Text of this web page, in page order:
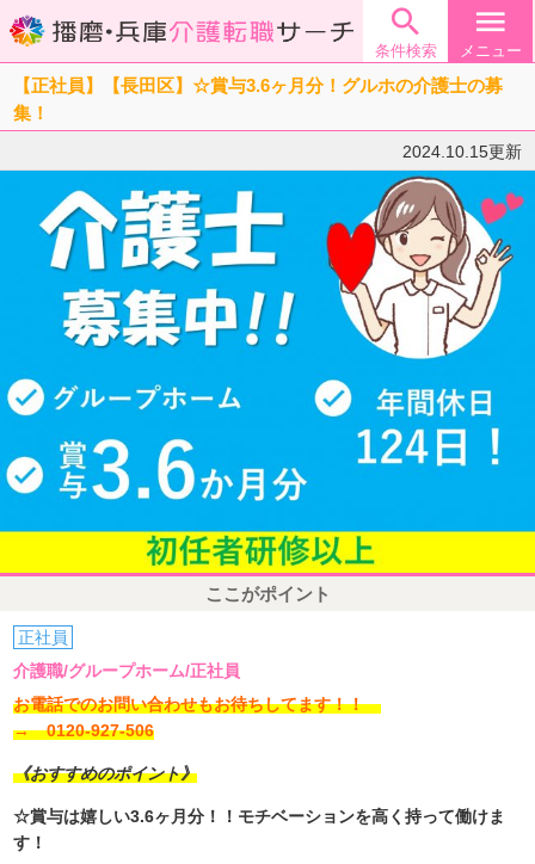

条件検索
menu
メニュー
【正社員】【長田区】☆賞与3.6ヶ月分！グルホの介護士の募
集！
2024.10.15更新
ここがポイント
正社員
介護職/グループホーム/正社員
お電話でのお問い合わせもお待ちしてます！！
→ 0120-927-506
《おすすめのポイント》
☆賞与は嬉しい3.6ヶ月分！！モチベーションを高く持って働けま
す！